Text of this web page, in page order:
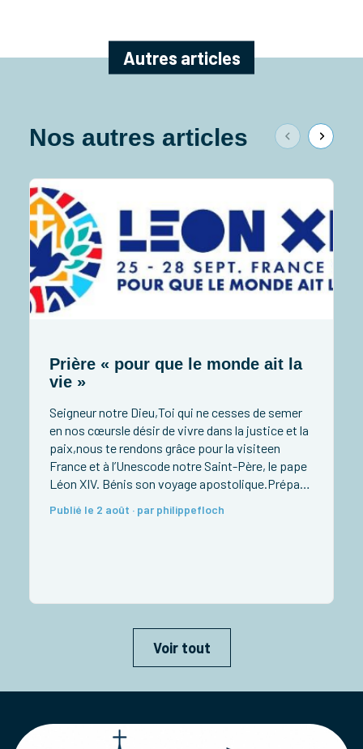
Autres articles
Nos autres articles
Prière « pour que le monde ait la
vie »
Seigneur notre Dieu,Toi qui ne cesses de semer
en nos cœursle désir de vivre dans la justice et la
paix,nous te rendons grâce pour la visiteen
France et à l’Unescode notre Saint-Père, le pape
Léon XIV. Bénis son voyage apostolique.Prépare
recevoir ses paroles avec confiance.Apprends-
Publié le 2 août · par philippefloch
Voir tout